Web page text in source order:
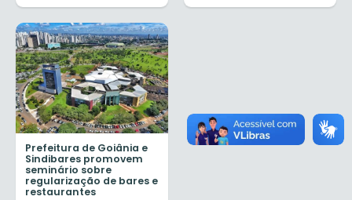
Prefeitura de Goiânia e
Sindibares promovem
seminário sobre
regularização de bares e
restaurantes